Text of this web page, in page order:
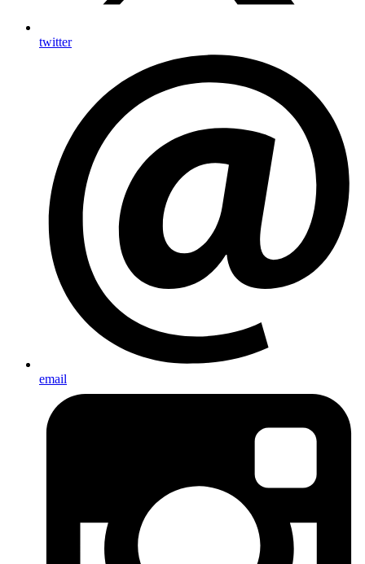
twitter
email